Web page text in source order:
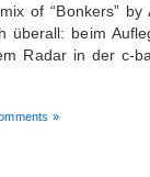
of “Bonkers” by
überall: beim
Radar in der c-
»